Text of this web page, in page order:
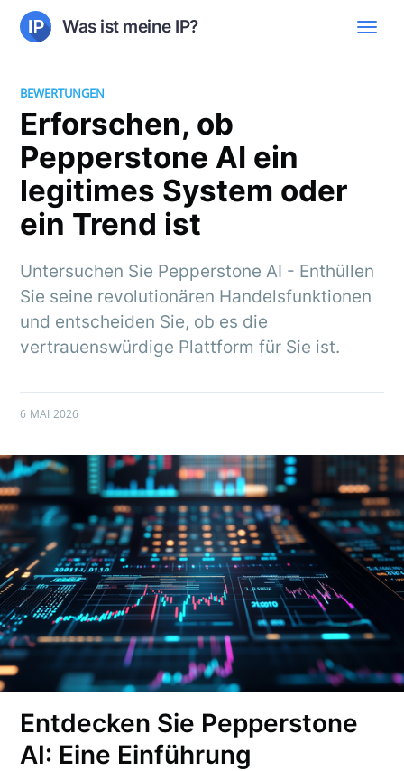
Was ist meine IP?
BEWERTUNGEN
Erforschen, ob
Pepperstone AI ein
legitimes System oder
ein Trend ist
Untersuchen Sie Pepperstone AI - Enthüllen
Sie seine revolutionären Handelsfunktionen
und entscheiden Sie, ob es die
vertrauenswürdige Plattform für Sie ist.
6 MAI 2026
Entdecken Sie Pepperstone
AI: Eine Einführung